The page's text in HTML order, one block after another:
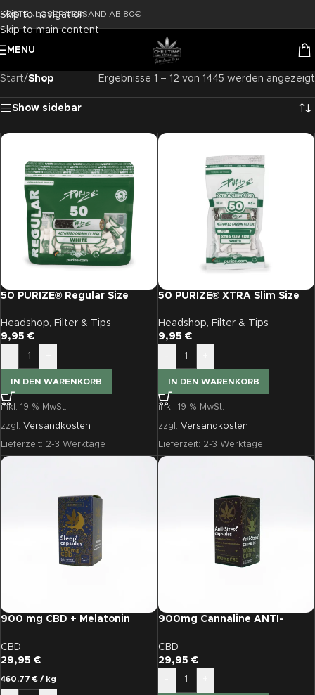
Skip to navigation
Skip to main content
KOSTENLOSER VERSAND AB 80€
MENU
Start/Shop Ergebnisse 1 – 12 von 1445 werden angezeigt
Show sidebar
50 PURIZE® Regular Size
Headshop, Filter & Tips
9,95 €
IN DEN WARENKORB
inkl. 19 % MwSt.
zzgl. Versandkosten
Lieferzeit: 2-3 Werktage
50 PURIZE® XTRA Slim Size
Headshop, Filter & Tips
9,95 €
IN DEN WARENKORB
inkl. 19 % MwSt.
zzgl. Versandkosten
Lieferzeit: 2-3 Werktage
900 mg CBD + Melatonin
30 Stück
CBD
29,95 €
460,77€ / kg
900mg Cannaline ANTI-
Stk.)
CBD
29,95 €